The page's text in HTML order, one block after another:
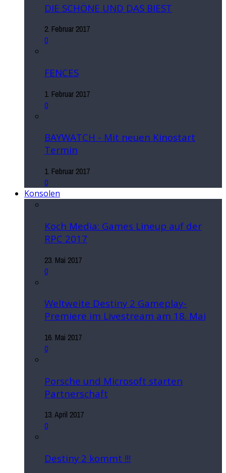
DIE SCHÖNE UND DAS BIEST
2. Februar 2017
0
FENCES
1. Februar 2017
0
BAYWATCH - Mit neuen Kinostart
Termin
1. Februar 2017
0
Konsolen
Koch Media: Games Lineup auf der
RPC 2017
23. Mai 2017
0
Weltweite Destiny 2 Gameplay-
Premiere im Livestream am 18. Mai
16. Mai 2017
0
Porsche und Microsoft starten
Partnerschaft
13. April 2017
0
Destiny 2 kommt !!!